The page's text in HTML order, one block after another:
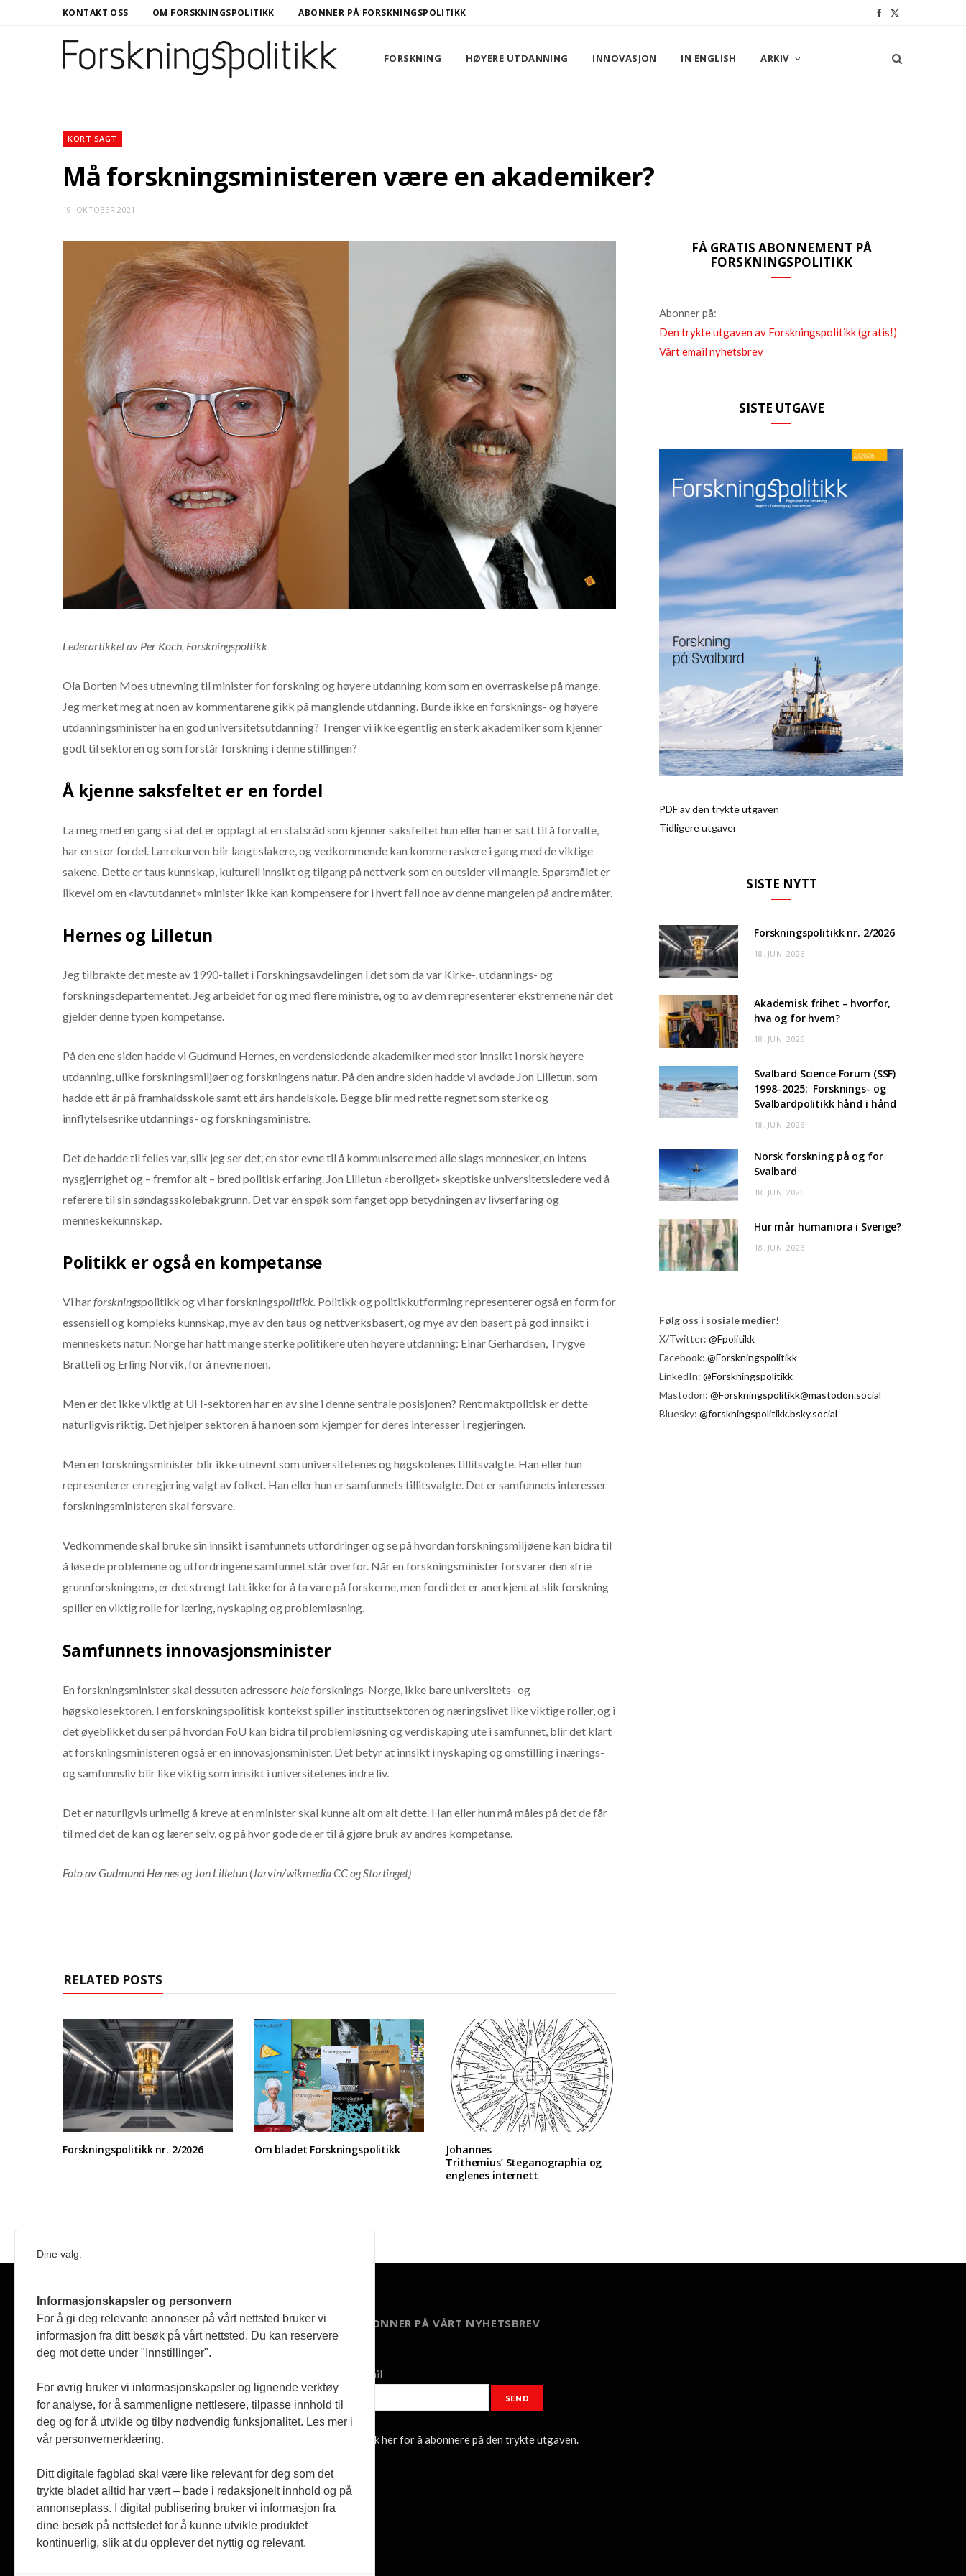
KONTAKT OSS OM FORSKNINGSPOLITIKK ABONNER PÅ FORSKNINGSPOLITIKK
e
T
w
FORSKNING HØYERE UTDANNING INNOVASJON IN ENGLISH ARKIV
KORT SAGT
Må forskningsministeren være en akademiker?
19. OKTOBER 2021
Lederartikkel av Per Koch, Forskningspoltikk
Ola Borten Moes utnevning til minister for forskning og høyere utdanning kom som en overraskelse på mange.
Jeg merket meg at noen av kommentarene gikk på manglende utdanning. Burde ikke en forsknings- og høyere
utdanningsminister ha en god universitetsutdanning? Trenger vi ikke egentlig en sterk akademiker som kjenner
godt til sektoren og som forstår forskning i denne stillingen?
Å kjenne saksfeltet er en fordel
La meg med en gang si at det er opplagt at en statsråd som kjenner saksfeltet hun eller han er satt til å forvalte,
har en stor fordel. Lærekurven blir langt slakere, og vedkommende kan komme raskere i gang med de viktige
sakene. Dette er taus kunnskap, kulturell innsikt og tilgang på nettverk som en outsider vil mangle. Spørsmålet er
likevel om en «lavtutdannet» minister ikke kan kompensere for i hvert fall noe av denne mangelen på andre måter.
Hernes og Lilletun
Jeg tilbrakte det meste av 1990-tallet i Forskningsavdelingen i det som da var Kirke-, utdannings- og
forskningsdepartementet. Jeg arbeidet for og med flere ministre, og to av dem representerer ekstremene når det
gjelder denne typen kompetanse.
På den ene siden hadde vi Gudmund Hernes, en verdensledende akademiker med stor innsikt i norsk høyere
utdanning, ulike forskningsmiljøer og forskningens natur. På den andre siden hadde vi avdøde Jon Lilletun, som
hadde ett år på framhaldsskole samt ett års handelskole. Begge blir med rette regnet som sterke og
innflytelsesrike utdannings- og forskningsministre.
Det de hadde til felles var, slik jeg ser det, en stor evne til å kommunisere med alle slags mennesker, en intens
nysgjerrighet og – fremfor alt – bred politisk erfaring. Jon Lilletun «beroliget» skeptiske universitetsledere ved å
referere til sin søndagsskolebakgrunn. Det var en spøk som fanget opp betydningen av livserfaring og
menneskekunnskap.
Politikk er også en kompetanse
Vi harforskningspolitikk og vi har forskningspolitikk. Politikk og politikkutforming representerer også en form for
essensiell og kompleks kunnskap, mye av den taus og nettverksbasert, og mye av den basert på god innsikt i
menneskets natur. Norge har hatt mange sterke politikere uten høyere utdanning: Einar Gerhardsen, Trygve
Bratteli og Erling Norvik, for å nevne noen.
Men er det ikke viktig at UH-sektoren har en av sine i denne sentrale posisjonen? Rent maktpolitisk er dette
naturligvis riktig. Det hjelper sektoren å ha noen som kjemper for deres interesser i regjeringen.
Men en forskningsminister blir ikke utnevnt som universitetenes og høgskolenes tillitsvalgte. Han eller hun
representerer en regjering valgt av folket. Han eller hun er samfunnets tillitsvalgte. Det er samfunnets interesser
forskningsministeren skal forsvare.
Vedkommende skal bruke sin innsikt i samfunnets utfordringer og se på hvordan forskningsmiljøene kan bidra til
å løse de problemene og utfordringene samfunnet står overfor. Når en forskningsminister forsvarer den «frie
grunnforskningen», er det strengt tatt ikke for å ta vare på forskerne, men fordi det er anerkjent at slik forskning
spiller en viktig rolle for læring, nyskaping og problemløsning.
Samfunnets innovasjonsminister
En forskningsminister skal dessuten adressere heleforsknings-Norge, ikke bare universitets- og
høgskolesektoren. I en forskningspolitisk kontekst spiller instituttsektoren og næringslivet like viktige roller, og i
det øyeblikket du ser på hvordan FoU kan bidra til problemløsning og verdiskaping ute i samfunnet, blir det klart
at forskningsministeren også er en innovasjonsminister. Det betyr at innsikt i nyskaping og omstilling i nærings-
og samfunnsliv blir like viktig som innsikt i universitetenes indre liv.
Det er naturligvis urimelig å kreve at en minister skal kunne alt om alt dette. Han eller hun må måles på det de får
til med det de kan og lærer selv, og på hvor gode de er til å gjøre bruk av andres kompetanse.
Foto av Gudmund Hernes og Jon Lilletun (Jarvin/wikmedia CC og Stortinget)
RELATED POSTS
Forskningspolitikk nr. 2/2026 Om bladet Forskningspolitikk
Johannes
Trithemius’ Steganographia og
englenes internett
FÅ GRATIS ABONNEMENT PÅ
FORSKNINGSPOLITIKK
Abonner på:
Den trykte utgaven av Forskningspolitikk (gratis!)
Vårt email nyhetsbrev
SISTE UTGAVE
PDF av den trykte utgaven
Tidligere utgaver
SISTE NYTT
Forskningspolitikk nr. 2/2026
18. JUNI 2026
Akademisk frihet – hvorfor,
hva og for hvem?
18. JUNI 2026
Svalbard Science Forum (SSF)
1998–2025: Forsknings- og
Svalbardpolitikk hånd i hånd
18. JUNI 2026
Norsk forskning på og for
Svalbard
18. JUNI 2026
Hur mår humaniora i Sverige?
18. JUNI 2026
Følg oss i sosiale medier!
X/Twitter: @Fpolitikk
Facebook: @Forskningspolitikk
LinkedIn: @Forskningspolitikk
Mastodon: @Forskningspolitikk@mastodon.social
Bluesky: @forskningspolitikk.bsky.social
FORSKNINGSPOLITIKK
Uavhengig fagblad for politikk for forskning, høyere
utdanning og innovasjon
Utgis av NIFU, Postboks 2518 Tøyen, 0608 Oslo.
Besøksadresse:
Tlf: (+47) 22 59 51 00, Faks: (+47) 22 59 51 01,
F X Y L
ABONNER PÅ VÅRT NYHETSBREV
Email
SEND
Klikk her for å abonnere på den trykte utgaven.
Dine valg:
Informasjonskapsler og personvern
For å gi deg relevante annonser på vårt nettsted bruker vi
informasjon fra ditt besøk på vårt nettsted. Du kan reservere
deg mot dette under "Innstillinger".
For øvrig bruker vi informasjonskapsler og lignende verktøy
for analyse, for å sammenligne nettlesere, tilpasse innhold til
deg og for å utvikle og tilby nødvendig funksjonalitet. Les mer i
vår personvernerklæring.
Ditt digitale fagblad skal være like relevant for deg som det
trykte bladet alltid har vært – bade i redaksjonelt innhold og på
annonseplass. I digital publisering bruker vi informasjon fra
dine besøk på nettstedet for å kunne utvikle produktet
kontinuerlig, slik at du opplever det nyttig og relevant.